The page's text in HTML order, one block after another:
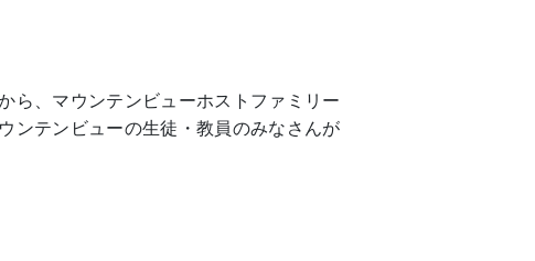
ら、マウンテンビューホストファミリー
ンテンビューの生徒・教員のみなさんが